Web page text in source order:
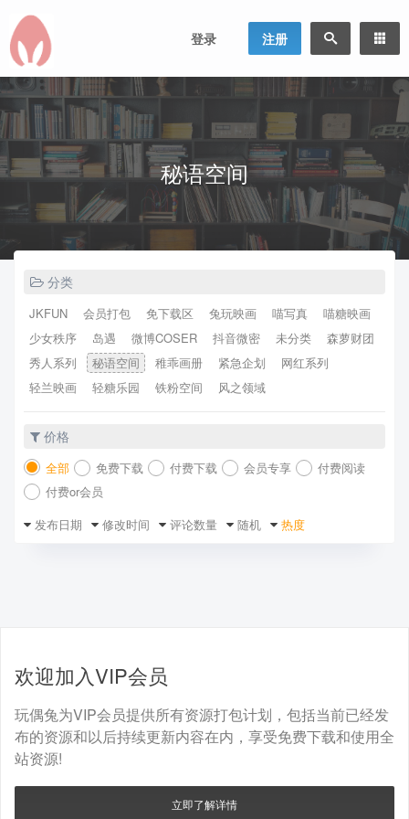
登录 注册
秘语空间
分类
JKFUN 会员打包 免下载区 兔玩映画 喵写真
喵糖映画
少女秩序
岛遇 微博COSER 抖音微密 未分类
森萝财团
秀人系列
秘语空间 稚乖画册 紧急企划
网红系列
轻兰映画
轻糖乐园 铁粉空间 风之领域
价格
全部 免费下载 付费下载 会员专享
付费阅读
付费or会员
发布日期
修改时间 评论数量 随机 热度
欢迎加入VIP会员
玩偶兔为VIP会员提供所有资源打包计划，包括当前已经发
布的资源和以后持续更新内容在内，享受免费下载和使用全
站资源!
立即了解详情